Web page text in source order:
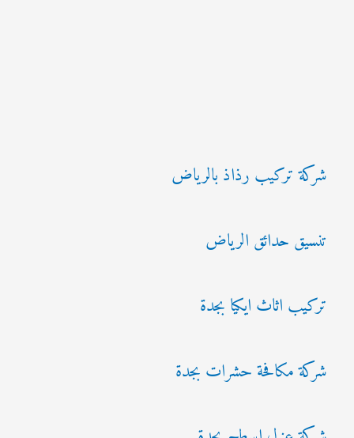
شركة تركيب رذاذ بالرياض
تنسيق حدائق الرياض
تركيب اثاث ايكيا بجدة
شركة مكافحة حشرات بجدة